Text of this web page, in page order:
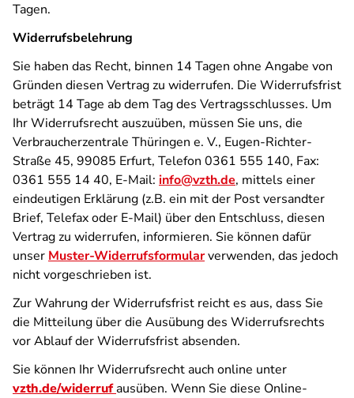
Tagen.
Widerrufsbelehrung
Sie haben das Recht, binnen 14 Tagen ohne Angabe von
Gründen diesen Vertrag zu widerrufen. Die Widerrufsfrist
beträgt 14 Tage ab dem Tag des Vertragsschlusses. Um
Ihr Widerrufsrecht auszuüben, müssen Sie uns, die
Verbraucherzentrale Thüringen e. V., Eugen-Richter-
Straße 45, 99085 Erfurt, Telefon 0361 555 140, Fax:
0361 555 14 40, E-Mail: info@vzth.de, mittels einer
eindeutigen Erklärung (z.B. ein mit der Post versandter
Brief, Telefax oder E-Mail) über den Entschluss, diesen
Vertrag zu widerrufen, informieren. Sie können dafür
unser Muster-Widerrufsformularverwenden, das jedoch
nicht vorgeschrieben ist.
Zur Wahrung der Widerrufsfrist reicht es aus, dass Sie
die Mitteilung über die Ausübung des Widerrufsrechts
vor Ablauf der Widerrufsfrist absenden.
Sie können Ihr Widerrufsrecht auch online unter
vzth.de/widerrufausüben. Wenn Sie diese Online-